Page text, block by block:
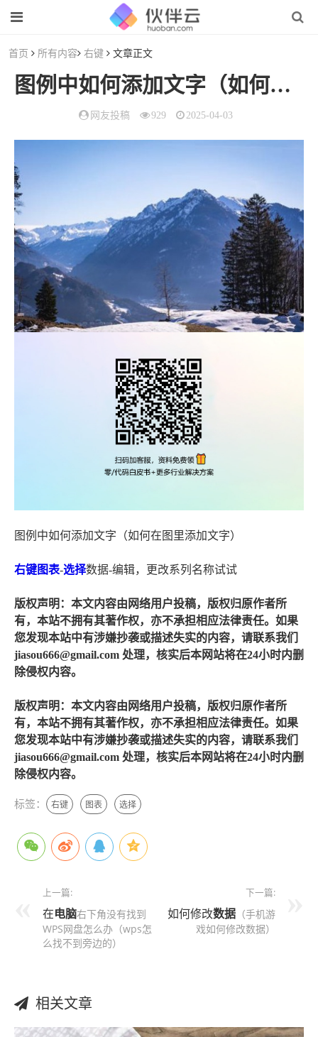
首页 所有内容 右键 文章正文
图例中如何添加文字（如何在图里添加文字）
网友投稿 929 2025-04-03
图例中如何添加文字（如何在图里添加文字）
右键图表-选择数据-编辑，更改系列名称试试
版权声明：本文内容由网络用户投稿，版权归原作者所
有，本站不拥有其著作权，亦不承担相应法律责任。如果
您发现本站中有涉嫌抄袭或描述失实的内容，请联系我们
jiasou666@gmail.com 处理，核实后本网站将在24小时内删
除侵权内容。
版权声明：本文内容由网络用户投稿，版权归原作者所
有，本站不拥有其著作权，亦不承担相应法律责任。如果
您发现本站中有涉嫌抄袭或描述失实的内容，请联系我们
jiasou666@gmail.com 处理，核实后本网站将在24小时内删
除侵权内容。
标签： 右键 图表 选择
上一篇:
在电脑右下角没有找到
WPS网盘怎么办（wps怎
么找不到旁边的）
下一篇:
如何修改数据 （手机游
戏如何修改数据）
相关文章